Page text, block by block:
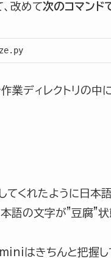
改めて次のコマンド
業ディレクトリの中
くれたように日本
語の文字が”豆腐”
はきちんと把握し